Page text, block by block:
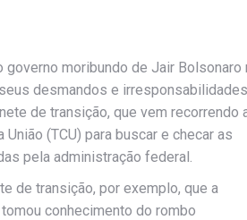
governo moribundo de Jair Bolsonaro
desmandos e
de transição, que vem recorrendo
União (TCU) para buscar e checar as
pela administração federal.
de transição, por exemplo, que a
conhecimento do rombo